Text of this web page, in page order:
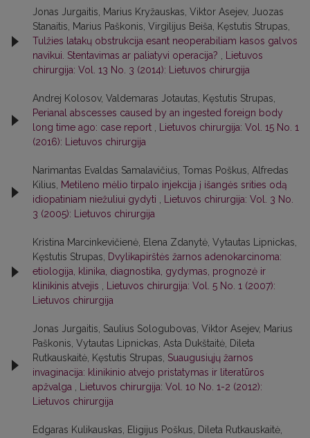
Jonas Jurgaitis, Marius Kryžauskas, Viktor Asejev, Juozas
Stanaitis, Marius Paškonis, Virgilijus Beiša, Kęstutis Strupas,
Tulžies latakų obstrukcija esant neoperabiliam kasos galvos
navikui. Stentavimas ar paliatyvi operacija?
Lietuvos
chirurgija: Vol. 13 No. 3 (2014): Lietuvos chirurgija
Andrej Kolosov, Valdemaras Jotautas, Kęstutis Strupas,
Perianal abscesses caused by an ingested foreign body
long time ago: case report
Lietuvos chirurgija: Vol. 15 No. 1
(2016): Lietuvos chirurgija
Narimantas Evaldas Samalavičius, Tomas Poškus, Alfredas
Kilius,
Metileno mėlio tirpalo injekcija į išangės srities odą
idiopatiniam niežuliui gydyti
Lietuvos chirurgija: Vol. 3 No.
3 (2005): Lietuvos chirurgija
Kristina Marcinkevičienė, Elena Zdanytė, Vytautas Lipnickas,
Kęstutis Strupas,
Dvylikapirštės žarnos adenokarcinoma:
etiologija, klinika, diagnostika, gydymas, prognozė ir
klinikinis atvejis
Lietuvos chirurgija: Vol. 5 No. 1 (2007):
Lietuvos chirurgija
Jonas Jurgaitis, Saulius Sologubovas, Viktor Asejev, Marius
Paškonis, Vytautas Lipnickas, Asta Dukštaitė, Dileta
Rutkauskaitė, Kęstutis Strupas, Suaugusiųjų žarnos
invaginacija: klinikinio atvejo pristatymas ir literatūros
apžvalga
Lietuvos chirurgija: Vol. 10 No. 1-2 (2012):
Lietuvos chirurgija
Edgaras Kulikauskas, Eligijus Poškus, Dileta Rutkauskaitė,